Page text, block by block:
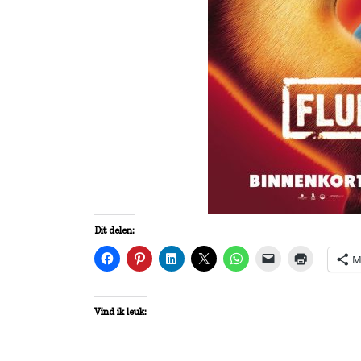
Dit delen:
Vind ik leuk: